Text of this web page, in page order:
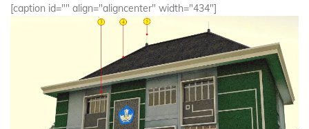
[caption id="" align="aligncenter" width="434"]